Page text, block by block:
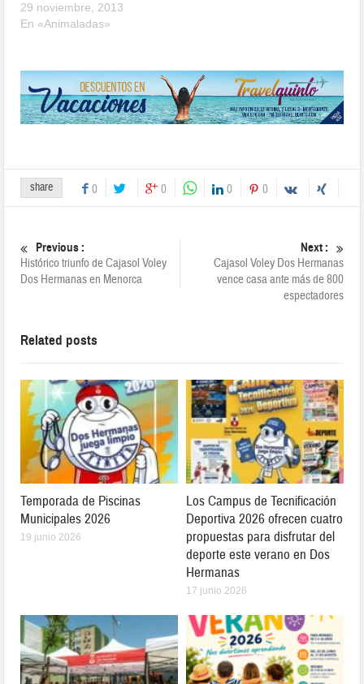
29 noviembre, 2013
En «Animaladas»
share 0 0 0 0
Previous :
Histórico triunfo de Cajasol Voley
Dos Hermanas en Menorca
Next :
Cajasol Voley Dos Hermanas
vence casa ante más de 800
espectadores
Related posts
Temporada de Piscinas
Municipales 2026
19 junio 2026
Los Campus de Tecnificación
Deportiva 2026 ofrecen cuatro
propuestas para disfrutar del
deporte este verano en Dos
Hermanas
17 junio 2026